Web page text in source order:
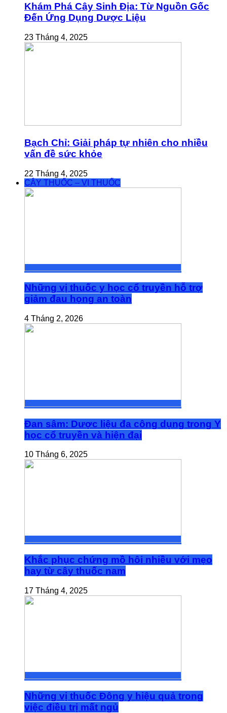
Khám Phá Cây Sinh Địa: Từ Nguồn Gốc
Đến Ứng Dụng Dược Liệu
23 Tháng 4, 2025
Bạch Chỉ: Giải pháp tự nhiên cho nhiều
vấn đề sức khỏe
22 Tháng 4, 2025
CÂY THUỐC – VỊ THUỐC
Những vị thuốc y học cổ truyền hỗ trợ
giảm đau họng an toàn
4 Tháng 2, 2026
Đan sâm: Dược liệu đa công dụng trong Y
học cổ truyền và hiện đại
10 Tháng 6, 2025
Khắc phục chứng mồ hôi nhiều với mẹo
hay từ cây thuốc nam
17 Tháng 4, 2025
Những vị thuốc Đông y hiệu quả trong
việc điều trị mất ngủ